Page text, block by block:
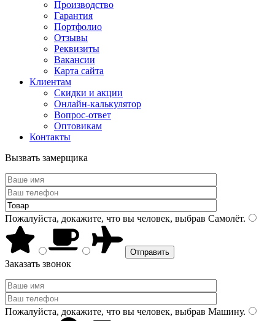
Производство
Гарантия
Портфолио
Отзывы
Реквизиты
Вакансии
Карта сайта
Клиентам
Скидки и акции
Онлайн-калькулятор
Вопрос-ответ
Оптовикам
Контакты
Вызвать замерщика
Пожалуйста, докажите, что вы человек, выбрав Самолёт.
Заказать звонок
Пожалуйста, докажите, что вы человек, выбрав Машину.